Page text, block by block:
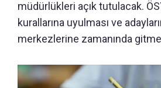
müdürlükleri açık tutulacak.
kurallarına uyulması ve
merkezlerine zamanında